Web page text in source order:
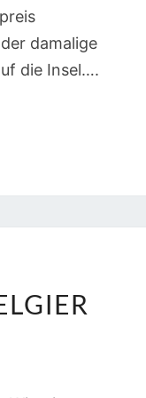
damalige
die Insel….